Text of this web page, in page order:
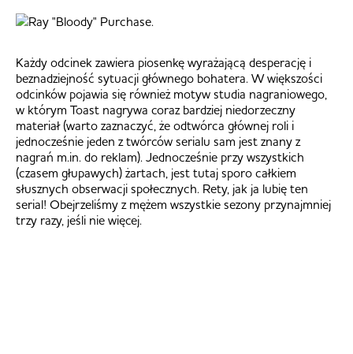
Każdy odcinek zawiera piosenkę wyrażającą desperację i
beznadziejność sytuacji głównego bohatera. W większości
odcinków pojawia się również motyw studia nagraniowego,
w którym Toast nagrywa coraz bardziej niedorzeczny
materiał (warto zaznaczyć, że odtwórca głównej roli i
jednocześnie jeden z twórców serialu sam jest znany z
nagrań m.in. do reklam). Jednocześnie przy wszystkich
(czasem głupawych) żartach, jest tutaj sporo całkiem
słusznych obserwacji społecznych. Rety, jak ja lubię ten
serial! Obejrzeliśmy z mężem wszystkie sezony przynajmniej
trzy razy, jeśli nie więcej.